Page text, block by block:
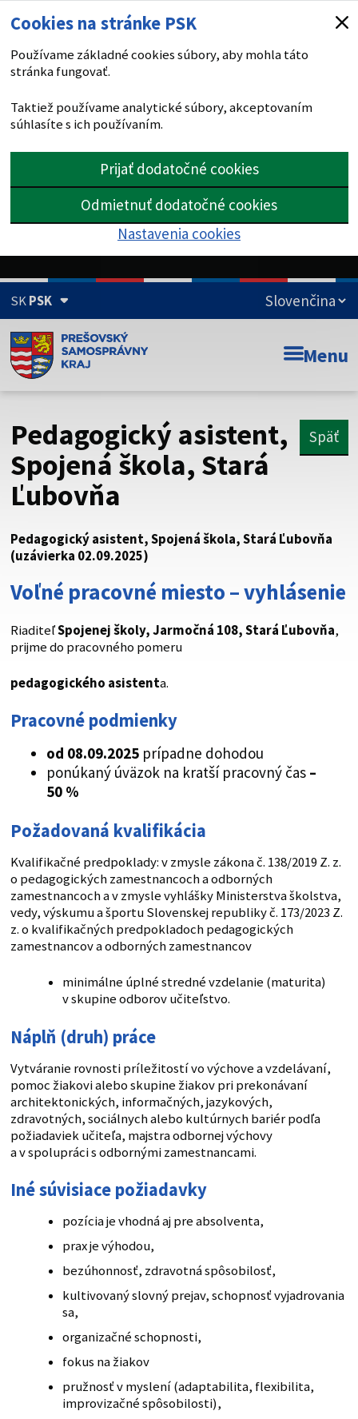
Cookies na stránke PSK
Používame základné cookies súbory, aby mohla táto
stránka fungovať.
Taktiež používame analytické súbory, akceptovaním
súhlasíte s ich používaním.
Prijať dodatočné cookies
Odmietnuť dodatočné cookies
Nastavenia cookies
SKPSK
Doména psk.sk je oficiálna
Toto je oficiálna webová stránka Prešovského
Táto stránka je zabezpečená
Buďte pozorní a vždy sa uistite, že zdieľate informácie iba
cez zabezpečenú webovú stránku. Zabezpečená stránka
Menu
Pedagogický asistent,
Spojená škola, Stará
Ľubovňa
Späť
Pedagogický asistent, Spojená škola, Stará Ľubovňa
(uzávierka 02.09.2025)
Voľné pracovné miesto – vyhlásenie
RiaditeľSpojenej školy, Jarmočná 108, Stará Ľubovňa,
prijme do pracovného pomeru
pedagogického asistenta.
Pracovné podmienky
od 08.09.2025prípadne dohodou
ponúkaný úväzok na kratší pracovný čas –
50 %
Požadovaná kvalifikácia
Kvalifikačné predpoklady: v zmysle zákona č. 138/2019 Z. z.
o pedagogických zamestnancoch a odborných
zamestnancoch a v zmysle vyhlášky Ministerstva školstva,
vedy, výskumu a športu Slovenskej republiky č. 173/2023 Z.
z. o kvalifikačných predpokladoch pedagogických
zamestnancov a odborných zamestnancov
minimálne úplné stredné vzdelanie (maturita)
v skupine odborov učiteľstvo.
Náplň (druh) práce
Vytváranie rovnosti príležitostí vo výchove a vzdelávaní,
pomoc žiakovi alebo skupine žiakov pri prekonávaní
architektonických, informačných, jazykových,
zdravotných, sociálnych alebo kultúrnych bariér podľa
požiadaviek učiteľa, majstra odbornej výchovy
a v spolupráci s odbornými zamestnancami.
Iné súvisiace požiadavky
pozícia je vhodná aj pre absolventa,
prax je výhodou,
bezúhonnosť, zdravotná spôsobilosť,
kultivovaný slovný prejav, schopnosť vyjadrovania
sa,
organizačné schopnosti,
fokus na žiakov
pružnosť v myslení (adaptabilita, flexibilita,
improvizačné spôsobilosti),